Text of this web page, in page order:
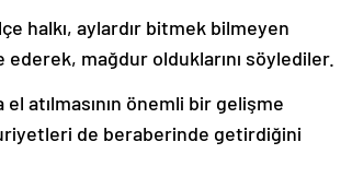
halkı, aylardır bitmek bilmeyen
ederek, mağdur olduklarını söylediler.
atılmasının önemli bir gelişme
de beraberinde getirdiğini